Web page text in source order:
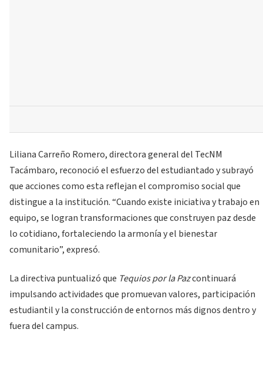
Liliana Carreño Romero, directora general del TecNM
Tacámbaro, reconoció el esfuerzo del estudiantado y subrayó
que acciones como esta reflejan el compromiso social que
distingue a la institución. “Cuando existe iniciativa y trabajo en
equipo, se logran transformaciones que construyen paz desde
lo cotidiano, fortaleciendo la armonía y el bienestar
comunitario”, expresó.
La directiva puntualizó que Tequios por la Pazcontinuará
impulsando actividades que promuevan valores, participación
estudiantil y la construcción de entornos más dignos dentro y
fuera del campus.